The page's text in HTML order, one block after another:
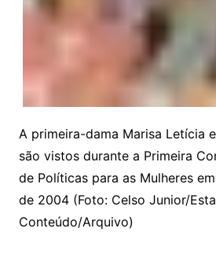
A primeira-dama Marisa Letícia
são vistos durante a Primeira
de Políticas para as Mulheres
de 2004 (Foto: Celso Junior/
Conteúdo/Arquivo)